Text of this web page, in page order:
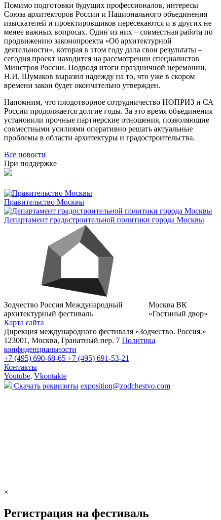
Помимо подготовки будущих профессионалов, интересы
Союза архитекторов России и Национального объединения
изыскателей и проектировщиков пересекаются и в других не
менее важных вопросах. Один из них – совместная работа по
продвижению законопроекта «Об архитектурной
деятельности», которая в этом году дала свои результаты –
сегодня проект находится на рассмотрении специалистов
Минстроя России. Подводя итоги праздничной церемонии,
Н.И. Шумаков выразил надежду на то, что уже в скором
времени закон будет окончательно утвержден.
Напомним, что плодотворное сотрудничество НОПРИЗ и СА
России продолжается долгие годы. За это время объединения
установили прочные партнерские отношения, позволяющие
совместными усилиями оперативно решать актуальные
проблемы в области архитектуры и градостроительства.
Все новости
При поддержке
Правительство Москвы
Департамент градостроительной политики города Москвы
Зодчество Россия Международный
архитектурный фестиваль
Карта сайта
Москва ВК
«Гостиный двор»
Дирекция международного фестиваля «Зодчество. Россия.»
123001, Москва, Гранатный пер. 7 Политика
конфиденциальности
+7 (495) 690-68-65 +7 (495) 691-53-21
Контакты
Youtube, Vkontakte
Скачать реквизиты exposition@zodchestvo.com
×
Регистрация на фестиваль